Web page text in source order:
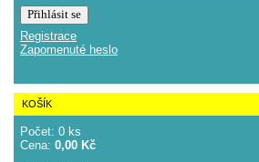
Registrace
Zapomenuté heslo
KOŠÍK
Počet: 0 ks
Cena: 0,00 Kč